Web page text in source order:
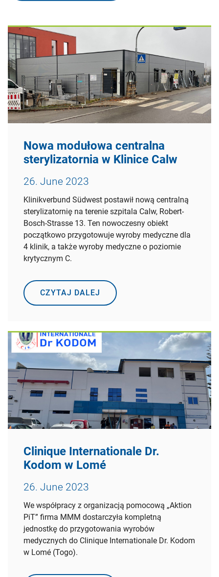
Nowa modułowa centralna
sterylizatornia w Klinice Calw
26. June 2023
Klinikverbund Südwest postawił nową centralną
sterylizatornię na terenie szpitala Calw, Robert-
Bosch-Strasse 13. Ten nowoczesny obiekt
początkowo przygotowuje wyroby medyczne dla
4 klinik, a także wyroby medyczne o poziomie
krytycznym C.
CZYTAJ DALEJ
Clinique Internationale Dr.
Kodom w Lomé
26. June 2023
We współpracy z organizacją pomocową „Aktion
PiT” firma MMM dostarczyła kompletną
jednostkę do przygotowania wyrobów
medycznych do Clinique Internationale Dr. Kodom
w Lomé (Togo).